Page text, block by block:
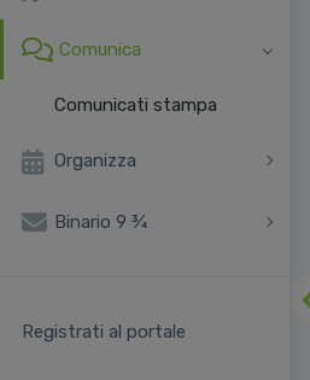
Comunica
Comunicati stampa
Organizza
Binario 9 ¾
Registrati al portale